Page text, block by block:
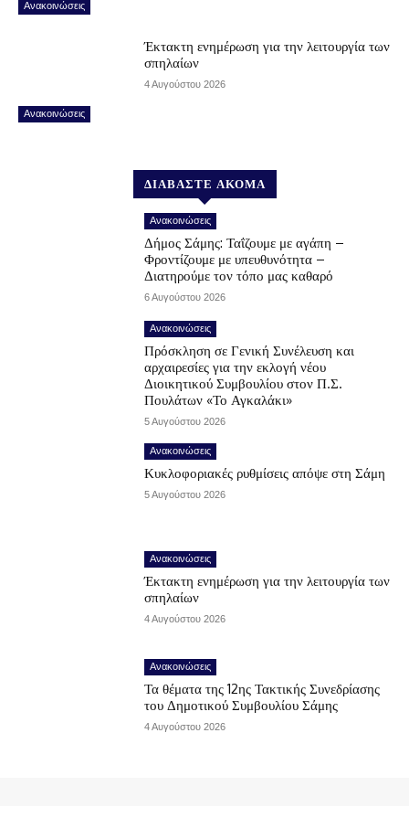
Ανακοινώσεις
Ανακοινώσεις
Έκτακτη ενημέρωση για την λειτουργία των
σπηλαίων
4 Αυγούστου 2026
ΔΙΑΒΑΣΤΕ ΑΚΟΜΑ
Ανακοινώσεις
Δήμος Σάμης: Ταΐζουμε με αγάπη –
Φροντίζουμε με υπευθυνότητα –
Διατηρούμε τον τόπο μας καθαρό
6 Αυγούστου 2026
Ανακοινώσεις
Πρόσκληση σε Γενική Συνέλευση και
αρχαιρεσίες για την εκλογή νέου
Διοικητικού Συμβουλίου στον Π.Σ.
Πουλάτων «Το Αγκαλάκι»
5 Αυγούστου 2026
Ανακοινώσεις
Κυκλοφοριακές ρυθμίσεις απόψε στη Σάμη
5 Αυγούστου 2026
Ανακοινώσεις
Έκτακτη ενημέρωση για την λειτουργία των
σπηλαίων
4 Αυγούστου 2026
Ανακοινώσεις
Τα θέματα της 12ης Τακτικής Συνεδρίασης
του Δημοτικού Συμβουλίου Σάμης
4 Αυγούστου 2026